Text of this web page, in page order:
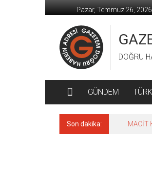
geç
Pazar, Temmuz 26, 2026
DOĞRU
GÜNDEM
Son dakika: MACİT